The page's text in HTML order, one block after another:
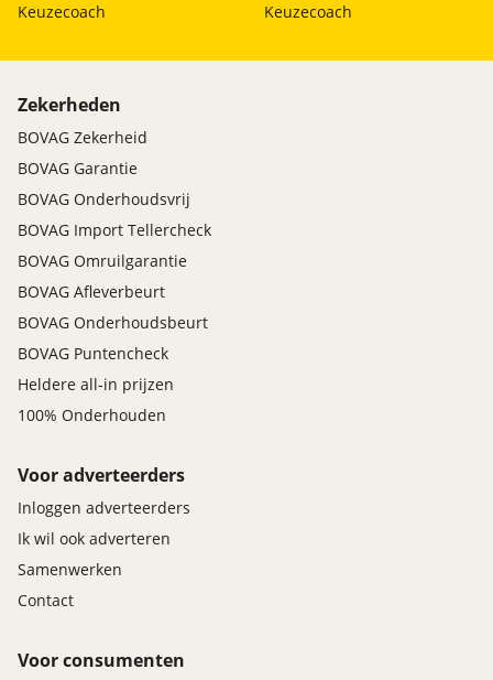
Keuzecoach
Keuzecoach
Zekerheden
BOVAG Zekerheid
BOVAG Garantie
BOVAG Onderhoudsvrij
BOVAG Import Tellercheck
BOVAG Omruilgarantie
BOVAG Afleverbeurt
BOVAG Onderhoudsbeurt
BOVAG Puntencheck
Heldere all-in prijzen
100% Onderhouden
Voor adverteerders
Inloggen adverteerders
Ik wil ook adverteren
Samenwerken
Contact
Voor consumenten